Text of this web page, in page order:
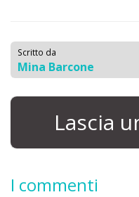
Scritto da
Mina Barcone
Lascia
I commenti